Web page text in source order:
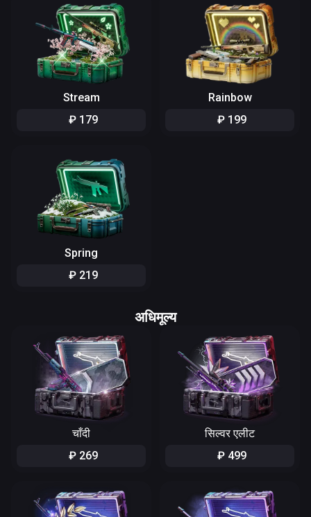
Stream
₽ 179
Rainbow
₽ 199
Spring
₽ 219
अधिमूल्य
चाँदी
₽ 269
सिल्वर एलीट
₽ 499